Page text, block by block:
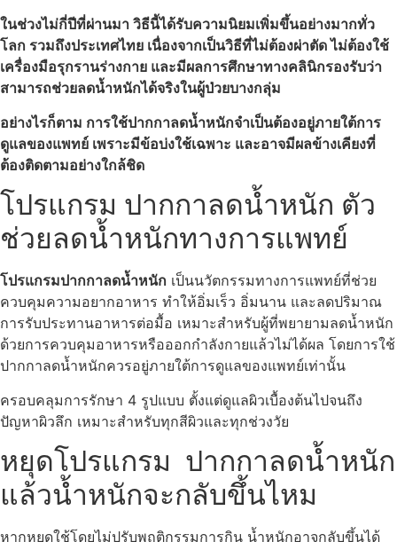
ในช่วงไม่กี่ปีที่ผ่านมา วิธีนี้ได้รับความนิยมเพิ่มขึ้นอย่างมากทั่ว
โลก รวมถึงประเทศไทย เนื่องจากเป็นวิธีที่ไม่ต้องผ่าตัด ไม่ต้องใช้
เครื่องมือรุกรานร่างกาย และมีผลการศึกษาทางคลินิกรองรับว่า
สามารถช่วยลดน้ำหนักได้จริงในผู้ป่วยบางกลุ่ม
อย่างไรก็ตาม การใช้ปากกาลดน้ำหนักจำเป็นต้องอยู่ภายใต้การ
ดูแลของแพทย์ เพราะมีข้อบ่งใช้เฉพาะ และอาจมีผลข้างเคียงที่
ต้องติดตามอย่างใกล้ชิด
โปรแกรม ปากกาลดน้ำหนัก ตัว
ช่วยลดน้ำหนักทางการแพทย์
โปรแกรมปากกาลดน้ำหนัก เป็นนวัตกรรมทางการแพทย์ที่ช่วย
ควบคุมความอยากอาหาร ทำให้อิ่มเร็ว อิ่มนาน และลดปริมาณ
การรับประทานอาหารต่อมื้อ เหมาะสำหรับผู้ที่พยายามลดน้ำหนัก
ด้วยการควบคุมอาหารหรือออกกำลังกายแล้วไม่ได้ผล โดยการใช้
ปากกาลดน้ำหนักควรอยู่ภายใต้การดูแลของแพทย์เท่านั้น
ครอบคลุมการรักษา 4 รูปแบบ ตั้งแต่ดูแลผิวเบื้องต้นไปจนถึง
ปัญหาผิวลึก เหมาะสำหรับทุกสีผิวและทุกช่วงวัย
หยุดโปรแกรม ปากกาลดน้ำหนัก
แล้วน้ำหนักจะกลับขึ้นไหม
หากหยุดใช้โดยไม่ปรับพฤติกรรมการกิน น้ำหนักอาจกลับขึ้นได้